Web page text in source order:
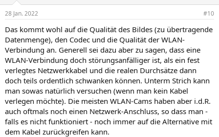
28 Jan. 2022 #10
Das kommt wohl auf die Qualität des Bildes (zu übertragende
Datenmenge), den Codec und die Qualität der WLAN-
Verbindung an. Generell sei dazu aber zu sagen, dass eine
WLAN-Verbindung doch störungsanfälliger ist, als ein fest
verlegtes Netzwerkkabel und die realen Durchsätze dann
doch teils ordentlich schwanken können. Unterm Strich kann
man sowas natürlich versuchen (wenn man kein Kabel
verlegen möchte). Die meisten WLAN-Cams haben aber i.d.R.
auch oftmals noch einen Netzwerk-Anschluss, so dass man -
falls es nicht funktioniert - noch immer auf die Alternative mit
dem Kabel zurückgreifen kann.